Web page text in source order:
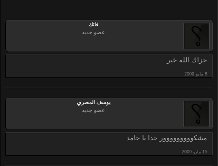
فاتك
عضو جديد
جزاك الله خير
يوسف المصري
عضو جديد
مشكووووووووور جدا يا جامد